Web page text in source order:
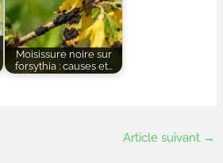
Moisissure noire sur
forsythia : causes et…
Article suivant →